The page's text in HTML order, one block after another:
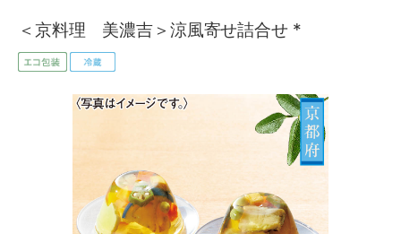
＜京料理 美濃吉＞涼風寄せ詰合せ *